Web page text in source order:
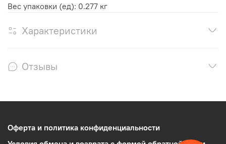
Вес упаковки (ед): 0.277 кг
Характеристики
Отзывы
Оферта и политика конфиденциальности